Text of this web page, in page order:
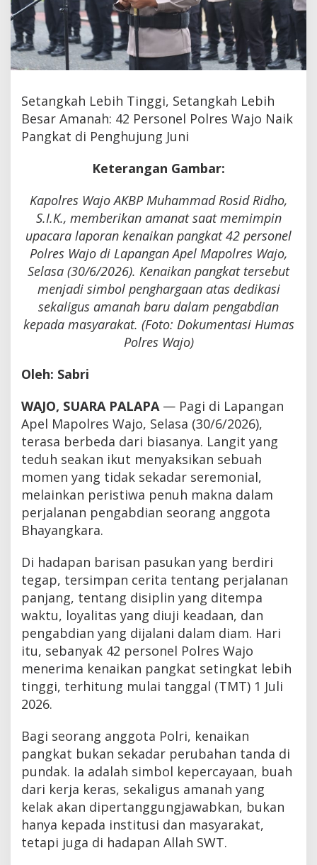
Setangkah Lebih Tinggi, Setangkah Lebih
Besar Amanah: 42 Personel Polres Wajo Naik
Pangkat di Penghujung Juni
Keterangan Gambar:
Kapolres Wajo AKBP Muhammad Rosid Ridho,
S.I.K., memberikan amanat saat memimpin
upacara laporan kenaikan pangkat 42 personel
Polres Wajo di Lapangan Apel Mapolres Wajo,
Selasa (30/6/2026). Kenaikan pangkat tersebut
menjadi simbol penghargaan atas dedikasi
sekaligus amanah baru dalam pengabdian
kepada masyarakat. (Foto: Dokumentasi Humas
Polres Wajo)
Oleh: Sabri
WAJO, SUARA PALAPA — Pagi di Lapangan
Apel Mapolres Wajo, Selasa (30/6/2026),
terasa berbeda dari biasanya. Langit yang
teduh seakan ikut menyaksikan sebuah
momen yang tidak sekadar seremonial,
melainkan peristiwa penuh makna dalam
perjalanan pengabdian seorang anggota
Bhayangkara.
Di hadapan barisan pasukan yang berdiri
tegap, tersimpan cerita tentang perjalanan
panjang, tentang disiplin yang ditempa
waktu, loyalitas yang diuji keadaan, dan
pengabdian yang dijalani dalam diam. Hari
itu, sebanyak 42 personel Polres Wajo
menerima kenaikan pangkat setingkat lebih
tinggi, terhitung mulai tanggal (TMT) 1 Juli
2026.
Bagi seorang anggota Polri, kenaikan
pangkat bukan sekadar perubahan tanda di
pundak. Ia adalah simbol kepercayaan, buah
dari kerja keras, sekaligus amanah yang
kelak akan dipertanggungjawabkan, bukan
hanya kepada institusi dan masyarakat,
tetapi juga di hadapan Allah SWT.